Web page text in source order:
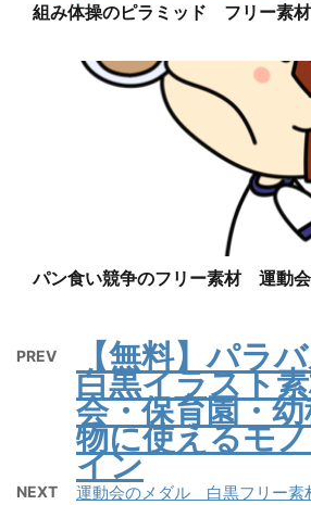
組み体操のピラミッド フリー素
パン食い競争のフリー素材 運動
PREV 【無料】パラ
白黒イラスト
会・保育園・
物に使えるモ
イン
NEXT
運動会のメダル 白黒フリー